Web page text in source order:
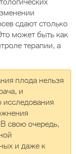
сдают столько
может быть как
терапии, а
плода нельзя
и
исследования
свою очередь,
и даже к